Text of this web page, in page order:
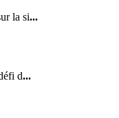
la si...
d...